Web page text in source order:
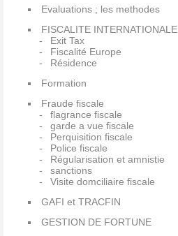
Evaluations ; les methodes
FISCALITE INTERNATIONALE
Exit Tax
Fiscalité Europe
Résidence
Formation
Fraude fiscale
flagrance fiscale
garde a vue fiscale
Perquisition fiscale
Police fiscale
Régularisation et amnistie
sanctions
Visite domciliaire fiscale
GAFI et TRACFIN
GESTION DE FORTUNE